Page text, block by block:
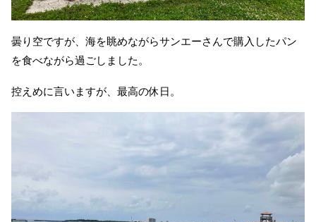
曇り空ですが、海を眺めながらサンエーさんで購入したパン
を食べながら過ごしました。
控えめに言いますが、最高の休日。